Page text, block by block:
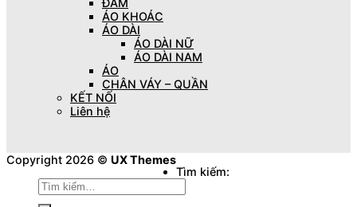
ÁO KHOÁC
ÁO DÀI
ÁO DÀI NỮ
ÁO DÀI NAM
ÁO
CHÂN VÁY – QUẦN
KẾT NỐI
Liên hệ
Copyright 2026 © UX Themes
Tìm kiếm: